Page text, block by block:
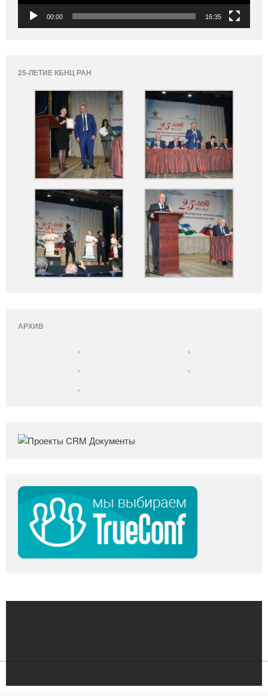
00:00 16:35
25-ЛЕТИЕ КБНЦ РАН
АРХИВ